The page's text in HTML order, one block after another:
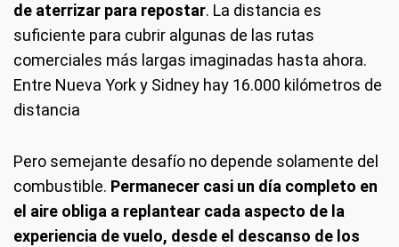
de aterrizar para repostar. La distancia es
suficiente para cubrir algunas de las rutas
comerciales más largas imaginadas hasta ahora.
Entre Nueva York y Sidney hay 16.000 kilómetros de
distancia
Pero semejante desafío no depende solamente del
combustible. Permanecer casi un día completo en
el aire obliga a replantear cada aspecto de la
experiencia de vuelo, desde el descanso de los